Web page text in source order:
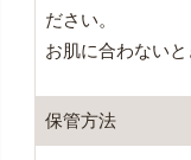
ださい。
お肌に合わないと
保管方法